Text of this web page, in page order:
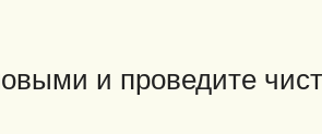
и проведите